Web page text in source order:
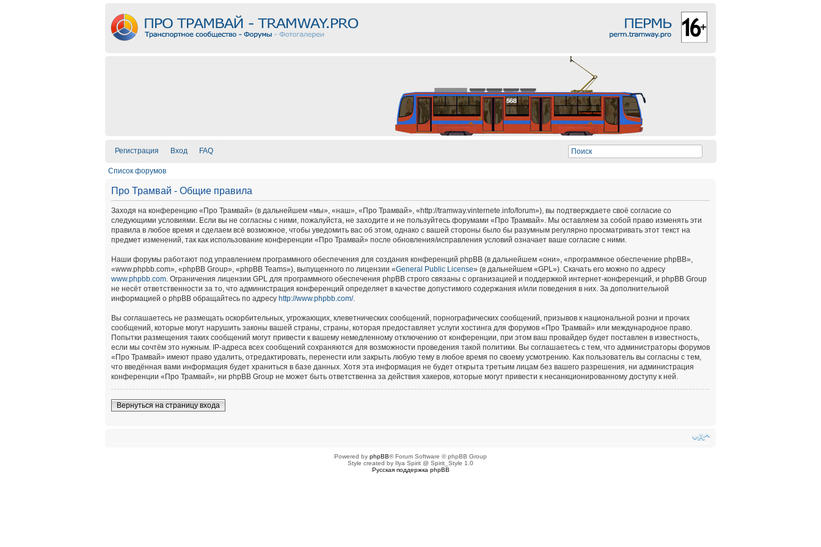
Регистрация Вход FAQ
Список форумов
Про Трамвай - Общие правила
Заходя на конференцию «Про Трамвай» (в дальнейшем «мы», «наш», «Про Трамвай», «http://tramway.vinternete.info/forum»), вы подтверждаете своё согласие со
следующими условиями. Если вы не согласны с ними, пожалуйста, не заходите и не пользуйтесь форумами «Про Трамвай». Мы оставляем за собой право изменять эти
правила в любое время и сделаем всё возможное, чтобы уведомить вас об этом, однако с вашей стороны было бы разумным регулярно просматривать этот текст на
предмет изменений, так как использование конференции «Про Трамвай» после обновления/исправления условий означает ваше согласие с ними.
Наши форумы работают под управлением программного обеспечения для создания конференций phpBB (в дальнейшем «они», «программное обеспечение phpBB»,
«www.phpbb.com», «phpBB Group», «phpBB Teams»), выпущенного по лицензии «General Public License» (в дальнейшем «GPL»). Скачать его можно по адресу
www.phpbb.com. Ограничения лицензии GPL для программного обеспечения phpBB строго связаны с организацией и поддержкой интернет-конференций, и phpBB Group
не несёт ответственности за то, что администрация конференций определяет в качестве допустимого содержания и/или поведения в них. За дополнительной
информацией о phpBB обращайтесь по адресу http://www.phpbb.com/.
Вы соглашаетесь не размещать оскорбительных, угрожающих, клеветнических сообщений, порнографических сообщений, призывов к национальной розни и прочих
сообщений, которые могут нарушить законы вашей страны, страны, которая предоставляет услуги хостинга для форумов «Про Трамвай» или международное право.
Попытки размещения таких сообщений могут привести к вашему немедленному отключению от конференции, при этом ваш провайдер будет поставлен в известность,
если мы сочтём это нужным. IP-адреса всех сообщений сохраняются для возможности проведения такой политики. Вы соглашаетесь с тем, что администраторы форумов
«Про Трамвай» имеют право удалить, отредактировать, перенести или закрыть любую тему в любое время по своему усмотрению. Как пользователь вы согласны с тем,
что введённая вами информация будет храниться в базе данных. Хотя эта информация не будет открыта третьим лицам без вашего разрешения, ни администрация
конференции «Про Трамвай», ни phpBB Group не может быть ответственна за действия хакеров, которые могут привести к несанкционированному доступу к ней.
Вернуться на страницу входа
Powered by phpBB® Forum Software © phpBB Group
Style created by Ilya Spirit @ Spirit_Style 1.0
Русская поддержка phpBB